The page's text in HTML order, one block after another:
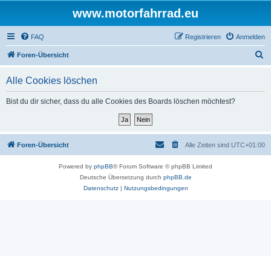
www.motorfahrrad.eu
FAQ Anmelden
Registrieren
Foren-Übersicht
Alle Cookies löschen
Bist du dir sicher, dass du alle Cookies des Boards löschen möchtest?
Foren-Übersicht Alle Zeiten sind UTC+01:00
Powered by phpBB® Forum Software © phpBB Limited
Deutsche Übersetzung durch phpBB.de
Datenschutz| Nutzungsbedingungen